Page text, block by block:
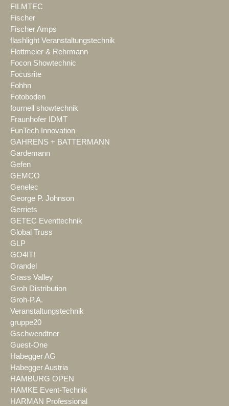
FILMTEC
Fischer
Fischer Amps
flashlight Veranstaltungstechnik
Flottmeier & Rehrmann
Focon Showtechnic
Focusrite
Fohhn
Fotoboden
fournell showtechnik
Fraunhofer IDMT
FunTech Innovation
GAHRENS + BATTERMANN
Gardemann
Gefen
GEMCO
Genelec
George P. Johnson
Gerriets
GETEC Eventtechnik
Global Truss
GLP
GO4IT!
Grandel
Grass Valley
Groh Distribution
Groh-P.A.
Veranstaltungstechnik
gruppe20
Gschwendtner
Guest-One
Habegger AG
Habegger Austria
HAMBURG OPEN
HAMKE Event-Technik
HARMAN Professional